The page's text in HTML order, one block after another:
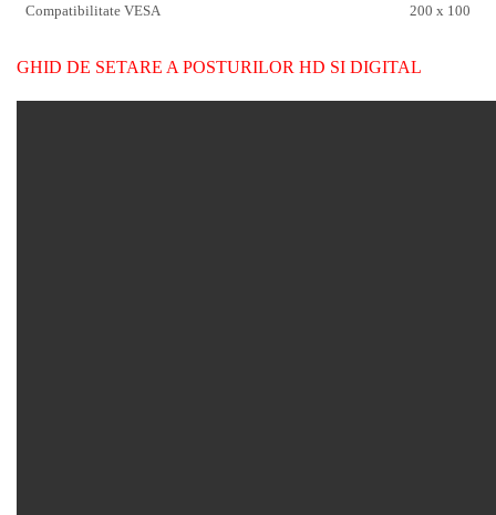
Compatibilitate VESA 200 x 100
GHID DE SETARE A POSTURILOR HD SI DIGITAL